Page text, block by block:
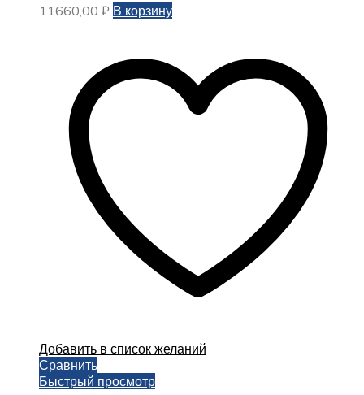
11660,00 ₽ В корзину
Добавить в список желаний
Сравнить
Быстрый просмотр